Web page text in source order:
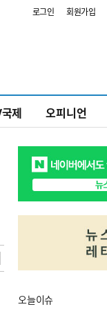
로그인 회원가입
제 오피니언
오늘이슈